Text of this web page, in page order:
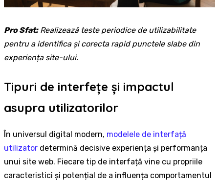
Pro Sfat: Realizează teste periodice de utilizabilitate
pentru a identifica și corecta rapid punctele slabe din
experiența site-ului.
Tipuri de interfețe și impactul
asupra utilizatorilor
În universul digital modern, modelele de interfață
utilizator determină decisive experiența și performanța
unui site web. Fiecare tip de interfață vine cu propriile
caracteristici și potențial de a influența comportamentul